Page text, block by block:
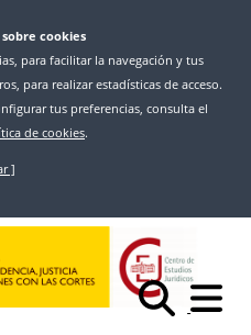
main
cookies
para facilitar la navegación y tus
para realizar estadísticas de acceso.
tus preferencias, consulta el
de cookies.
]